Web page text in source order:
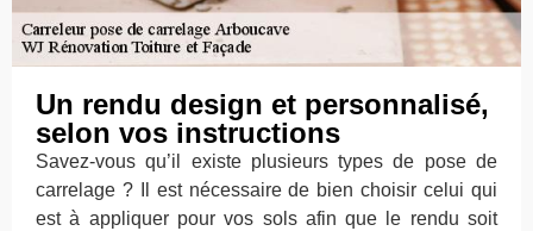
Un rendu design et personnalisé,
selon vos instructions
Savez-vous qu’il existe plusieurs types de pose de
carrelage ? Il est nécessaire de bien choisir celui qui
est à appliquer pour vos sols afin que le rendu soit